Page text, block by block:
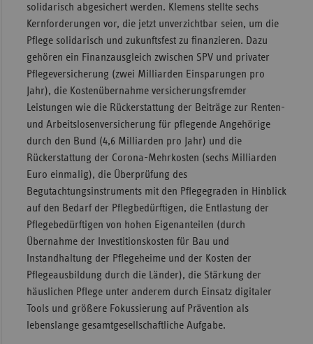
solidarisch abgesichert werden. Klemens stellte sechs
Kernforderungen vor, die jetzt unverzichtbar seien, um die
Pflege solidarisch und zukunftsfest zu finanzieren. Dazu
gehören ein Finanzausgleich zwischen SPV und privater
Pflegeversicherung (zwei Milliarden Einsparungen pro
Jahr), die Kostenübernahme versicherungsfremder
Leistungen wie die Rückerstattung der Beiträge zur Renten-
und Arbeitslosenversicherung für pflegende Angehörige
durch den Bund (4,6 Milliarden pro Jahr) und die
Rückerstattung der Corona-Mehrkosten (sechs Milliarden
Euro einmalig), die Überprüfung des
Begutachtungsinstruments mit den Pflegegraden in Hinblick
auf den Bedarf der Pflegbedürftigen, die Entlastung der
Pflegebedürftigen von hohen Eigenanteilen (durch
Übernahme der Investitionskosten für Bau und
Instandhaltung der Pflegeheime und der Kosten der
Pflegeausbildung durch die Länder), die Stärkung der
häuslichen Pflege unter anderem durch Einsatz digitaler
Tools und größere Fokussierung auf Prävention als
lebenslange gesamtgesellschaftliche Aufgabe.